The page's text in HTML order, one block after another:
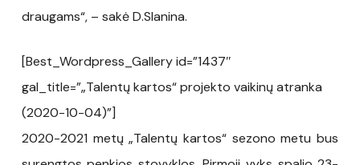
draugams“, – sakė D.Slanina.
[Best_Wordpress_Gallery id=”1437″
gal_title=”„Talentų kartos“ projekto vaikinų atranka
(2020-10-04)”]
2020-2021 metų „Talentų kartos“ sezono metu bus